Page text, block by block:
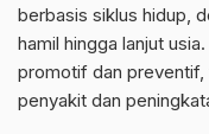
berbasis siklus hidup,
hamil hingga lanjut
promotif dan preventif,
penyakit dan